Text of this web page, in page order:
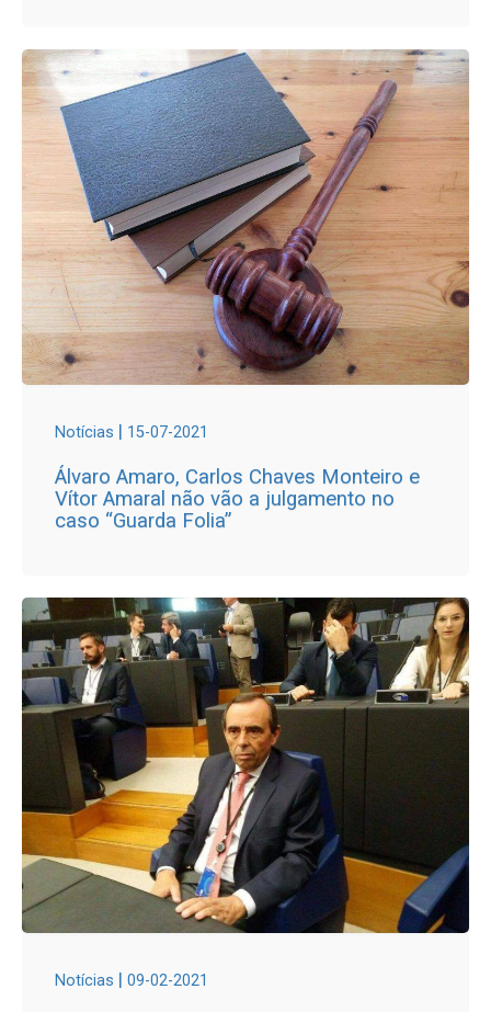
Notícias | 15-07-2021
Álvaro Amaro, Carlos Chaves Monteiro e
Vítor Amaral não vão a julgamento no
caso “Guarda Folia”
Notícias | 09-02-2021